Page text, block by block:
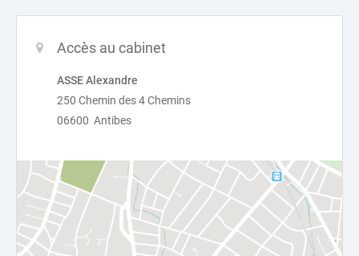
Accès au cabinet
ASSE Alexandre
250 Chemin des 4 Chemins
06600 Antibes